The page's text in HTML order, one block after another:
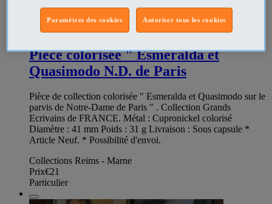
346143535
Pièce colorisée " Esmeralda et
Quasimodo N.D. de Paris
Pièce de collection colorisée " Esmeralda et Quasimodo sur le
parvis de Notre-Dame de Paris " . Collection Grands
Ecrivains de FRANCE. Métal : Cupronickel colorisé
Diamètre : 41 mm Poids : 31 g Livraison : Sous capsule *
Article Neuf. * Possibilité d'envoi.
Collections Reims - Marne
Prix€21
Particulier
Autoriser tous les cookies
Paramètres des cookies